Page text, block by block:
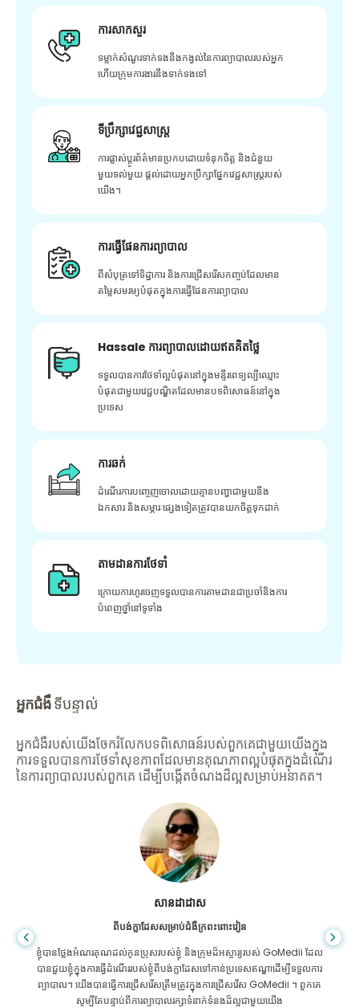
ការសាកសួរ
ទម្លាក់សំណួរទាក់ទងនឹងកង្វល់នៃការព្យាបាលរបស់អ្នក
ហើយក្រុមការងារនឹងទាក់ទងទៅ
ទីប្រឹក្សាវេជ្ជសាស្ត្រ
ការផ្លាស់ប្តូរព័ត៌មានប្រកបដោយទំនុកចិត្ត និងជំនួយ
មួយទល់មួយ ផ្តល់ដោយអ្នកប្រឹក្សាផ្នែកវេជ្ជសាស្រ្តរបស់
យើង។
ការធ្វើផែនការព្យាបាល
ពីសំបុត្រទៅទិដ្ឋាការ និងការជ្រើសរើសកញ្ចប់ដែលមាន
តម្លៃសមរម្យបំផុតក្នុងការធ្វើផែនការព្យាបាល
Hassale ការព្យាបាលដោយឥតគិតថ្លៃ
ទទួលបានការថែទាំល្អបំផុតនៅក្នុងមន្ទីរពេទ្យល្បីឈ្មោះ
បំផុតជាមួយវេជ្ជបណ្ឌិតដែលមានបទពិសោធន៍នៅក្នុង
ប្រទេស
ការឆក់
ដំណើរការបញ្ចេញចោលដោយគ្មានបញ្ហាជាមួយនឹង
ឯកសារ និងសម្ភារៈផ្សេងទៀតត្រូវបានយកចិត្តទុកដាក់
តាមដានការថែទាំ
ក្រោយ​ការ​ហូរ​ចេញ​ទទួល​បាន​ការ​តាមដាន​ជា​ប្រចាំ​និង​ការ​
បំពេញ​ថ្នាំ​នៅ​ទូទាំង​
អ្នកជំងឺទីបន្ទាល់
អ្នកជំងឺរបស់យើងចែករំលែកបទពិសោធន៍របស់ពួកគេជាមួយយើងក្នុង
ការទទួលបានការថែទាំសុខភាពដែលមានគុណភាពល្អបំផុតក្នុងដំណើរ
នៃការព្យាបាលរបស់ពួកគេ ដើម្បីបង្កើតចំណងដ៏ល្អសម្រាប់អនាគត។
សានដាដាស
ពីបង់ក្លាដែសសម្រាប់ជំងឺក្រពះពោះវៀន
ខ្ញុំបានថ្លែងអំណរគុណដល់កូនប្រុសរបស់ខ្ញុំ និងក្រុមដ៏អស្ចារ្យរបស់ GoMedii ដែល
បានជួយខ្ញុំក្នុងការធ្វើដំណើររបស់ខ្ញុំពីបង់ក្លាដែសទៅកាន់ប្រទេសឥណ្ឌាដើម្បីទទួលការ
ព្យាបាល។ យើងបានធ្វើការជ្រើសរើសត្រឹមត្រូវក្នុងការជ្រើសរើស GoMedii ។ ពួកគេ
សូម្បីតែបន្ទាប់ពីការព្យាបាលរក្សាទំនាក់ទំនងដ៏ល្អជាមួយយើង